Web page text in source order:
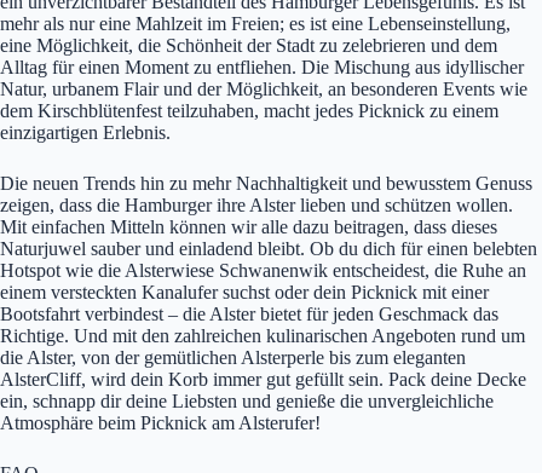
mehr als nur eine Mahlzeit im Freien; es ist eine Lebenseinstellung,
eine Möglichkeit, die Schönheit der Stadt zu zelebrieren und dem
Alltag für einen Moment zu entfliehen. Die Mischung aus idyllischer
Natur, urbanem Flair und der Möglichkeit, an besonderen Events wie
dem Kirschblütenfest teilzuhaben, macht jedes Picknick zu einem
einzigartigen Erlebnis.
Die neuen Trends hin zu mehr Nachhaltigkeit und bewusstem Genuss
zeigen, dass die Hamburger ihre Alster lieben und schützen wollen.
Mit einfachen Mitteln können wir alle dazu beitragen, dass dieses
Naturjuwel sauber und einladend bleibt. Ob du dich für einen belebten
Hotspot wie die Alsterwiese Schwanenwik entscheidest, die Ruhe an
einem versteckten Kanalufer suchst oder dein Picknick mit einer
Bootsfahrt verbindest – die Alster bietet für jeden Geschmack das
Richtige. Und mit den zahlreichen kulinarischen Angeboten rund um
die Alster, von der gemütlichen Alsterperle bis zum eleganten
AlsterCliff, wird dein Korb immer gut gefüllt sein. Pack deine Decke
ein, schnapp dir deine Liebsten und genieße die unvergleichliche
Atmosphäre beim Picknick am Alsterufer!